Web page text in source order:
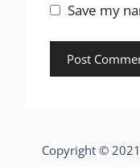
Save my
Copyright ©